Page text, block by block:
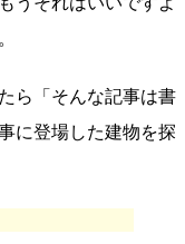
ら「そんな記事は書
に登場した建物を探